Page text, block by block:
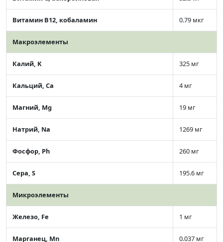
Витамин В12, кобаламин 0.79 мкг
Макроэлементы
Калий, K 325 мг
Кальций, Ca 4 мг
Магний, Mg 19 мг
Натрий, Na 1269 мг
Фосфор, Ph 260 мг
Сера, S 195.6 мг
Микроэлементы
Железо, Fe 1 мг
Марганец, Mn 0.037 мг